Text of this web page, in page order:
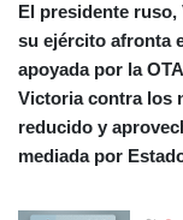
El presidente ruso,
su ejército afronta
apoyada por la
Victoria contra los
reducido y
mediada por